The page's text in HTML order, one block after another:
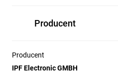
Producent
Producent
IPF Electronic GMBH